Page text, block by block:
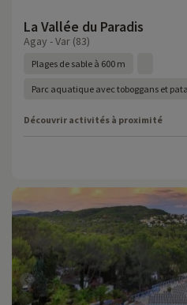
La Vallée du Paradis
Agay - Var (83)
Plages de sable à 600 m
Parc aquatique avec toboggans et
Découvrir activités à proximité